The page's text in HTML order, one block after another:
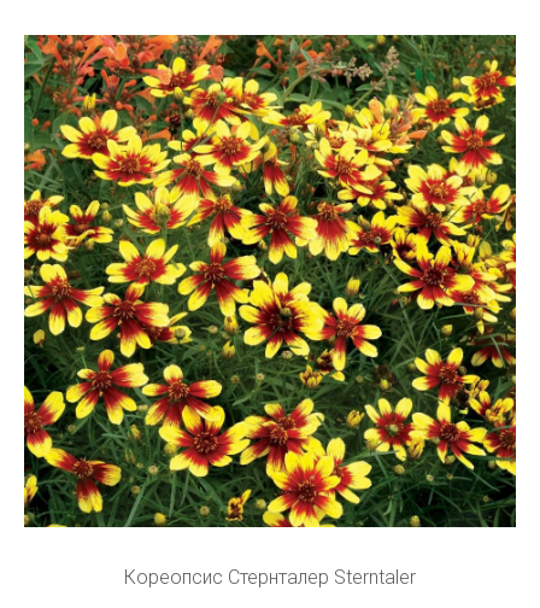
Кореопсис Стернталер Sterntaler